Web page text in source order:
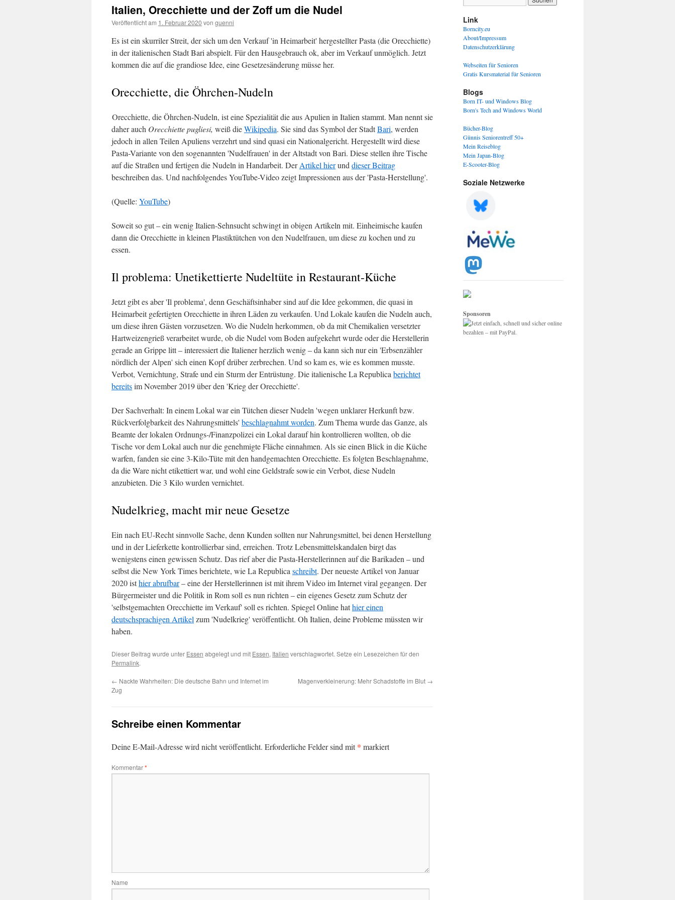
Italien, Orecchiette und der Zoff um die Nudel
Veröffentlicht am 1. Februar 2020 von guenni
Es ist ein skurriler Streit, der sich um den Verkauf 'in Heimarbeit' hergestellter Pasta (die Orecchiette)
in der italienischen Stadt Bari abspielt. Für den Hausgebrauch ok, aber im Verkauf unmöglich. Jetzt
kommen die auf die grandiose Idee, eine Gesetzesänderung müsse her.
Orecchiette, die Öhrchen-Nudeln
Orecchiette, die Öhrchen-Nudeln, ist eine Spezialität die aus Apulien in Italien stammt. Man nennt sie
daher auch Orecchiette pugliesi, weiß dieWikipedia. Sie sind das Symbol der StadtBari, werden
jedoch in allen Teilen Apuliens verzehrt und sind quasi ein Nationalgericht. Hergestellt wird diese
Pasta-Variante von den sogenannten 'Nudelfrauen' in der Altstadt von Bari. Diese stellen ihre Tische
auf die Straßen und fertigen die Nudeln in Handarbeit. DerArtikel hierund dieser Beitrag
beschreiben das. Und nachfolgendes YouTube-Video zeigt Impressionen aus der 'Pasta-Herstellung'.
(Quelle: YouTube)
Soweit so gut – ein wenig Italien-Sehnsucht schwingt in obigen Artikeln mit. Einheimische kaufen
dann die Orecchiette in kleinen Plastiktütchen von den Nudelfrauen, um diese zu kochen und zu
essen.
Il problema: Unetikettierte Nudeltüte in Restaurant-Küche
Jetzt gibt es aber 'Il problema', denn Geschäftsinhaber sind auf die Idee gekommen, die quasi in
Heimarbeit gefertigten Orecchiette in ihren Läden zu verkaufen. Und Lokale kaufen die Nudeln auch,
um diese ihren Gästen vorzusetzen. Wo die Nudeln herkommen, ob da mit Chemikalien versetzter
Hartweizengrieß verarbeitet wurde, ob die Nudel vom Boden aufgekehrt wurde oder die Herstellerin
gerade an Grippe litt – interessiert die Italiener herzlich wenig – da kann sich nur ein 'Erbsenzähler
nördlich der Alpen' sich einen Kopf drüber zerbrechen. Und so kam es, wie es kommen musste.
Verbot, Vernichtung, Strafe und ein Sturm der Entrüstung. Die italienische La Republica berichtet
bereitsim November 2019 über den 'Krieg der Orecchiette'.
Der Sachverhalt: In einem Lokal war ein Tütchen dieser Nudeln 'wegen unklarer Herkunft bzw.
Rückverfolgbarkeit des Nahrungsmittels' beschlagnahmt worden. Zum Thema wurde das Ganze, als
Beamte der lokalen Ordnungs-/Finanzpolizei ein Lokal darauf hin kontrollieren wollten, ob die
Tische vor dem Lokal auch nur die genehmigte Fläche einnahmen. Als sie einen Blick in die Küche
warfen, fanden sie eine 3-Kilo-Tüte mit den handgemachten Orecchiette. Es folgten Beschlagnahme,
da die Ware nicht etikettiert war, und wohl eine Geldstrafe sowie ein Verbot, diese Nudeln
anzubieten. Die 3 Kilo wurden vernichtet.
Nudelkrieg, macht mir neue Gesetze
Ein nach EU-Recht sinnvolle Sache, denn Kunden sollten nur Nahrungsmittel, bei denen Herstellung
und in der Lieferkette kontrollierbar sind, erreichen. Trotz Lebensmittelskandalen birgt das
wenigstens einen gewissen Schutz. Das rief aber die Pasta-Herstellerinnen auf die Barikaden – und
selbst die New York Times berichtete, wie La Republica schreibt. Der neueste Artikel von Januar
2020 isthier abrufbar– eine der Herstellerinnen ist mit ihrem Video im Internet viral gegangen. Der
Bürgermeister und die Politik in Rom soll es nun richten – ein eigenes Gesetz zum Schutz der
'selbstgemachten Orecchiette im Verkauf' soll es richten. Spiegel Online hathier einen
deutschsprachigen Artikel zum 'Nudelkrieg' veröffentlicht. Oh Italien, deine Probleme müssten wir
haben.
Dieser Beitrag wurde unter Essen abgelegt und mit Essen, Italien verschlagwortet. Setze ein Lesezeichen für den
Permalink.
← Nackte Wahrheiten: Die deutsche Bahn und Internet im
Zug
Magenverkleinerung: Mehr Schadstoffe im Blut →
Schreibe einen Kommentar
Deine E-Mail-Adresse wird nicht veröffentlicht. Erforderliche Felder sind mit* markiert
Kommentar*
Name
Link
Borncity.eu
About/Impressum
Datenschutzerklärung
Webseiten für Senioren
Gratis Kursmaterial für Senioren
Blogs
Born IT- und Windows Blog
Born's Tech and Windows World
Bücher-Blog
Günnis Seniorentreff 50+
Mein Reiseblog
Mein Japan-Blog
E-Scooter-Blog
Soziale Netzwerke
Sponsoren